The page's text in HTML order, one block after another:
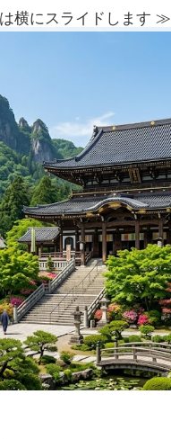
横にスライドします ≫︎